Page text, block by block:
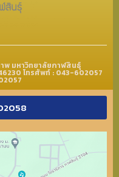
พ มหาวิทยาลัยกาฬสินธุ์
โทรศัพท์ : 043-602057